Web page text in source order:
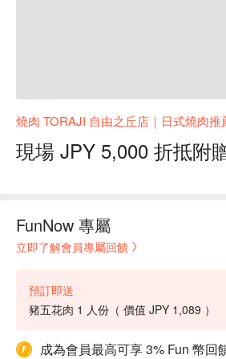
燒肉 TORAJI 自由之丘店｜日式燒肉推
現場 JPY 5,000 折抵附
FunNow 專屬
立即了解會員專屬回饋
預訂即送
豬五花肉 1 人份（ 價值 JPY 1,089 ）
成為會員最高可享 3% Fun 幣回